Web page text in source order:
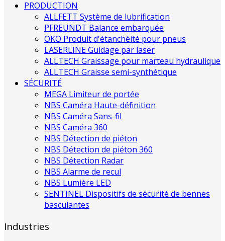
PRODUCTION
ALLFETT Système de lubrification
PFREUNDT Balance embarquée
OKO Produit d'étanchéité pour pneus
LASERLINE Guidage par laser
ALLTECH Graissage pour marteau hydraulique
ALLTECH Graisse semi-synthétique
SÉCURITÉ
MEGA Limiteur de portée
NBS Caméra Haute-définition
NBS Caméra Sans-fil
NBS Caméra 360
NBS Détection de piéton
NBS Détection de piéton 360
NBS Détection Radar
NBS Alarme de recul
NBS Lumière LED
SENTINEL Dispositifs de sécurité de bennes
basculantes
Industries